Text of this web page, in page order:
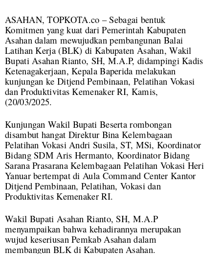
ASAHAN, TOPKOTA.co – Sebagai bentuk
Komitmen yang kuat dari Pemerintah Kabupaten
Asahan dalam mewujudkan pembangunan Balai
Latihan Kerja (BLK) di Kabupaten Asahan, Wakil
Bupati Asahan Rianto, SH, M.A.P, didampingi Kadis
Ketenagakerjaan, Kepala Baperida melakukan
kunjungan ke Ditjend Pembinaan, Pelatihan Vokasi
dan Produktivitas Kemenaker RI, Kamis,
(20/03/2025.
Kunjungan Wakil Bupati Beserta rombongan
disambut hangat Direktur Bina Kelembagaan
Pelatihan Vokasi Andri Susila, ST, MSi, Koordinator
Bidang SDM Aris Hermanto, Koordinator Bidang
Sarana Prasarana Kelembagaan Pelatihan Vokasi Heri
Yanuar bertempat di Aula Command Center Kantor
Ditjend Pembinaan, Pelatihan, Vokasi dan
Produktivitas Kemenaker RI.
Wakil Bupati Asahan Rianto, SH, M.A.P
menyampaikan bahwa kehadirannya merupakan
wujud keseriusan Pemkab Asahan dalam
membangun BLK di Kabupaten Asahan.